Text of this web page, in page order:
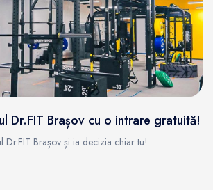
Dr.FIT Brașov cu o intrare gratuită!
Dr.FIT Brașov și ia decizia chiar tu!